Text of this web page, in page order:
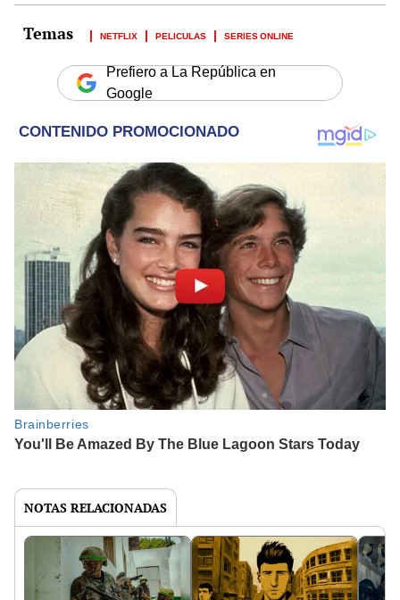
NETFLIX PELICULAS SERIES ONLINE
Prefiero a La República en
Google
NOTAS RELACIONADAS